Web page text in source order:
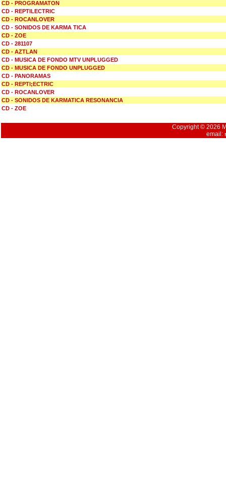
CD - PROGRAMATON
CD - REPTILECTRIC
CD - ROCANLOVER
CD - SONIDOS DE KARMA TICA
CD - ZOE
CD - 281107
CD - AZTLAN
CD - MUSICA DE FONDO MTV UNPLUGGED
CD - MUSICA DE FONDO UNPLUGGED
CD - PANORAMAS
CD - REPTI;ECTRIC
CD - ROCANLOVER
CD - SONIDOS DE KARMATICA RESONANCIA
CD - ZOE
Copyright © 2026
email: